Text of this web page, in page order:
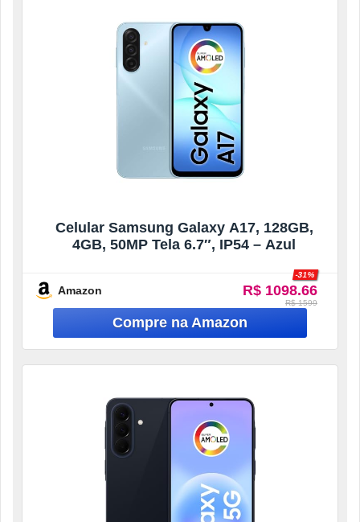
Celular Samsung Galaxy A17, 128GB,
4GB, 50MP Tela 6.7″, IP54 – Azul
Amazon R$ 1098.66
-31%
R$ 1599